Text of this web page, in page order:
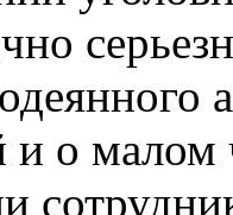
и о малом